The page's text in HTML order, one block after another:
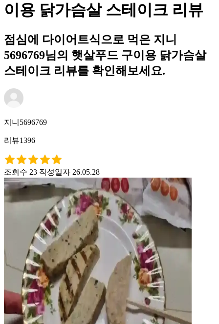
이용 닭가슴살 스테이크 리뷰
점심에 다이어트식으로 먹은 지니
5696769님의 햇살푸드 구이용 닭가슴살
스테이크 리뷰를 확인해보세요.
지니5696769
리뷰1396
조회수 23 작성일자 26.05.28